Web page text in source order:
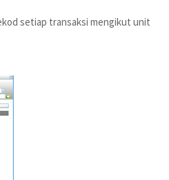
setiap transaksi mengikut unit